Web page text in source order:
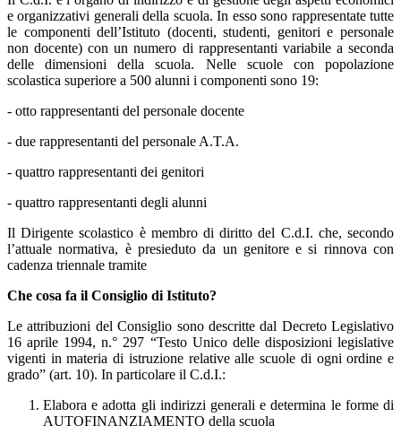
e organizzativi generali della scuola. In esso sono rappresentate tutte
le componenti dell’Istituto (docenti, studenti, genitori e personale
non docente) con un numero di rappresentanti variabile a seconda
delle dimensioni della scuola. Nelle scuole con popolazione
scolastica superiore a 500 alunni i componenti sono 19:
- otto rappresentanti del personale docente
- due rappresentanti del personale A.T.A.
- quattro rappresentanti dei genitori
- quattro rappresentanti degli alunni
Il Dirigente scolastico è membro di diritto del C.d.I. che, secondo
l’attuale normativa, è presieduto da un genitore e si rinnova con
cadenza triennale tramite
Che cosa fa il Consiglio di Istituto?
Le attribuzioni del Consiglio sono descritte dal Decreto Legislativo
16 aprile 1994, n.° 297 “Testo Unico delle disposizioni legislative
vigenti in materia di istruzione relative alle scuole di ogni ordine e
grado” (art. 10). In particolare il C.d.I.:
Elabora e adotta gli indirizzi generali e determina le forme di
AUTOFINANZIAMENTO della scuola